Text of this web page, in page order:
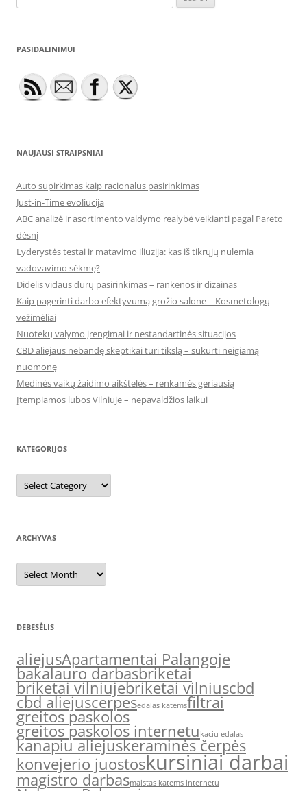
for:
PASIDALINIMUI
NAUJAUSI STRAIPSNIAI
Auto supirkimas kaip racionalus pasirinkimas
Just-in-Time evoliucija
ABC analizė ir asortimento valdymo realybė veikianti pagal Pareto
dėsnį
Lyderystės testai ir matavimo iliuzija: kas iš tikrųjų nulemia
vadovavimo sėkmę?
Didelis vidaus durų pasirinkimas – rankenos ir dizainas
Kaip pagerinti darbo efektyvumą grožio salone – Kosmetologų
vežimėliai
Nuotekų valymo įrengimai ir nestandartinės situacijos
CBD aliejaus nebandę skeptikai turi tikslą – sukurti neigiamą
nuomonę
Medinės vaikų žaidimo aikštelės – renkamės geriausią
Įtempiamos lubos Vilniuje – nepavaldžios laikui
KATEGORIJOS
Kategorijos
ARCHYVAS
Archyvas
DEBESĖLIS
aliejusApartamentai Palangoje
bakalauro darbasbriketai
briketai vilniujebriketai vilniuscbd
cbd aliejuscerpesedalas katemsfiltrai
greitos paskolos
greitos paskolos internetu kaciu edalas
kanapiu aliejuskeraminės čerpės
konvejerio juostoskursiniai darbai
magistro darbasmaistas katems internetu